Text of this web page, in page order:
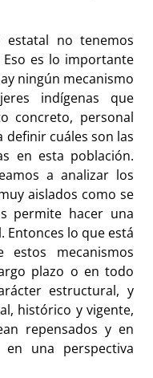
estatal no tenemos
Eso es lo importante
ningún mecanismo
indígenas que
concreto, personal
definir cuáles son las
en esta población.
a analizar los
aislados como se
permite hacer una
Entonces lo que está
estos mecanismos
plazo o en todo
estructural, y
histórico y vigente,
repensados y en
una perspectiva